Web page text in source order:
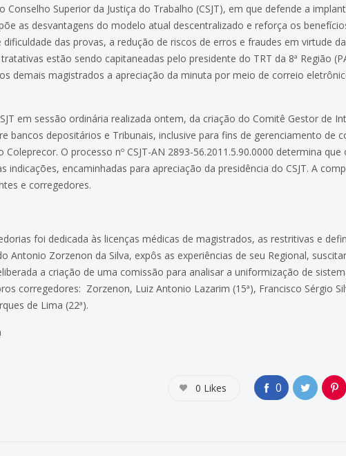
Superior da Justiça do Trabalho (CSJT), em que defende a
as desvantagens do modelo atual descentralizado e reforça os
das provas, a redução de riscos de erros e fraudes em virtude
estão sendo capitaneadas pelo presidente do TRT da 8ª Região
demais magistrados a apreciação da minuta por meio de correio
em sessão ordinária realizada ontem, da criação do Comitê Gestor de
bancos depositários e Tribunais, inclusive para fins de gerenciamento de
O processo nº CSJT-AN 2893-56.2011.5.90.0000 determina
encaminhadas para apreciação da presidência do CSJT. A
e corregedores.
foi dedicada às licenças médicas de magistrados, as restritivas e
Antonio Zorzenon da Silva, expôs as experiências de seu Regional,
a criação de uma comissão para analisar a uniformização de
corregedores: Zorzenon, Luiz Antonio Lazarim (15ª), Francisco Sérgio
de Lima (22ª).
0
0 Likes